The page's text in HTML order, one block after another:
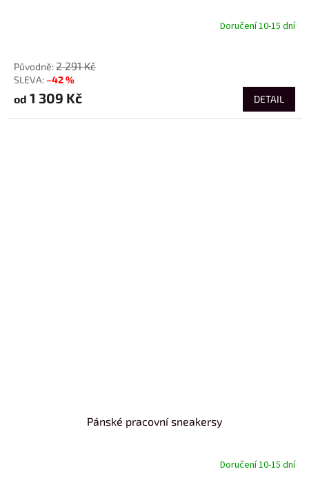
Doručení 10-15 dní
2 291 Kč
–42 %
od 1 309 Kč DETAIL
Pánské pracovní sneakersy
Doručení 10-15 dní